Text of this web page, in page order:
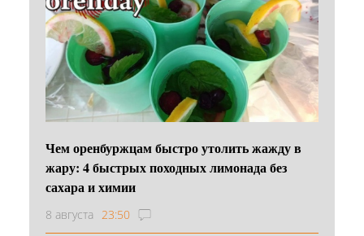
Чем оренбуржцам быстро утолить жажду в
жару: 4 быстрых походных лимонада без
сахара и химии
8 августа 23:50